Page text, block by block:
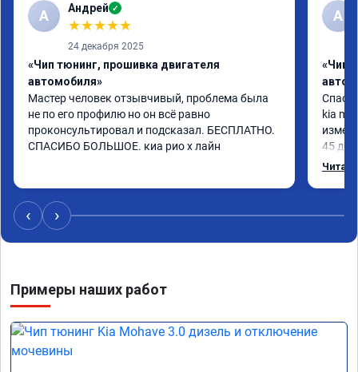
А Андрей ✓
★★★★★
24 декабря 2025
«Чип тюнинг, прошивка двигателя
автомобиля»
Мастер человек отзывчивый, проблема была
не по его профилю но он всё равно
проконсультировал и подсказал. БЕСПЛАТНО.
СПАСИБО БОЛЬШОЕ. киа рио х лайн
A
«Чип
kia
45
‹ ›
Примеры наших работ